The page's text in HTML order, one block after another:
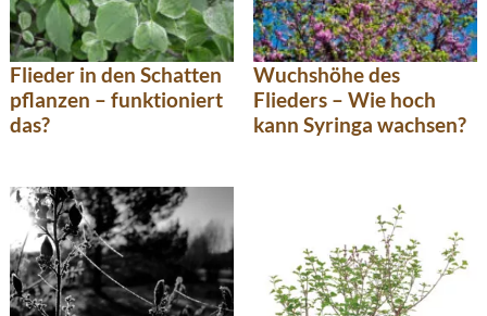
Flieder in den Schatten
pflanzen – funktioniert
das?
Wuchshöhe des
Flieders – Wie hoch
kann Syringa wachsen?